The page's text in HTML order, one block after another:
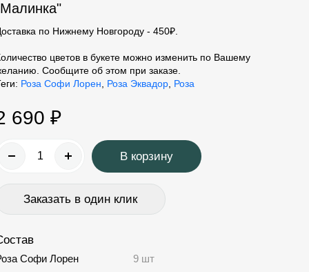
Лизиантусы
Орхидеи
Пионы
по Нижнему Новгороду - 450₽.
цветов в букете можно изменить по Вашему
Сообщите об этом при заказе.
Роза Софи Лорен Роза Эквадор Роза
690 ₽
В корзину
Заказать в один клик
Софи Лорен
9 шт